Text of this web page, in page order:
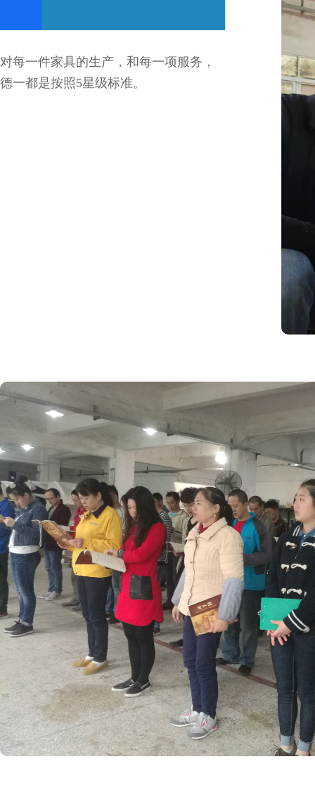
对每一件家具的生产，和每一项服务，
德一都是按照5星级标准。